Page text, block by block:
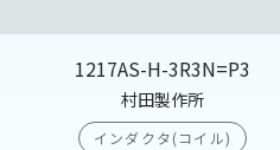
1217AS-H-3R3N=P3
村田製作所
インダクタ(コイル)